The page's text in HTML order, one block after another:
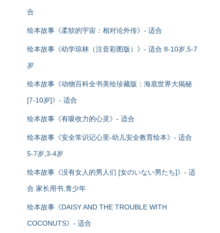
合
绘本故事《柔软的宇宙：相对论外传》- 适合
绘本故事《幼学琼林（注音彩图版）》- 适合 8-10岁,5-7
岁
绘本故事《动物百科全书美绘珍藏版：海底世界大揭秘
[7-10岁]》- 适合
绘本故事《有吸收力的心灵》- 适合
绘本故事《安全常识记心里-幼儿安全教育绘本》- 适合
5-7岁,3-4岁
绘本故事《没有女人的男人们 [女のいない男たち]》- 适
合 家长用书,青少年
绘本故事《DAISY AND THE TROUBLE WITH
COCONUTS》- 适合